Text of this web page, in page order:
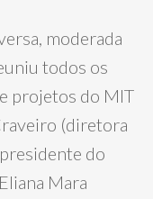
moderada
todos os
projetos do MIT
(diretora
do
Mara